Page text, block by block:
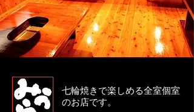
七輪焼きで楽しめる全室個室
のお店です。